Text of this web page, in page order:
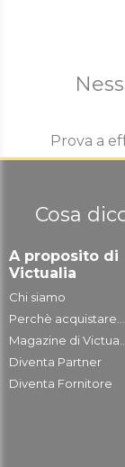
Prova a
Cosa
A proposito di
Victualia
Chi siamo
Perchè acquistare...
Magazine di
Diventa Partner
Diventa Fornitore